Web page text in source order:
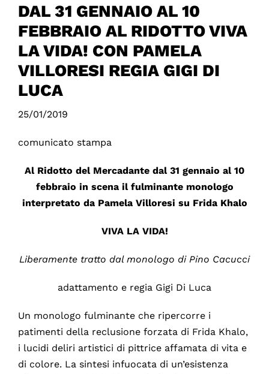
DAL 31 GENNAIO AL 10
FEBBRAIO AL RIDOTTO VIVA
LA VIDA! CON PAMELA
VILLORESI REGIA GIGI DI
LUCA
25/01/2019
comunicato stampa
Al Ridotto del Mercadante dal 31 gennaio al 10
febbraio in scena il fulminante monologo
interpretato da Pamela Villoresi su Frida Khalo
VIVA LA VIDA!
Liberamente tratto dal monologo di Pino Cacucci
adattamento e regia Gigi Di Luca
Un monologo fulminante che ripercorre i
patimenti della reclusione forzata di Frida Khalo,
i lucidi deliri artistici di pittrice affamata di vita e
di colore. La sintesi infuocata di un’esistenza